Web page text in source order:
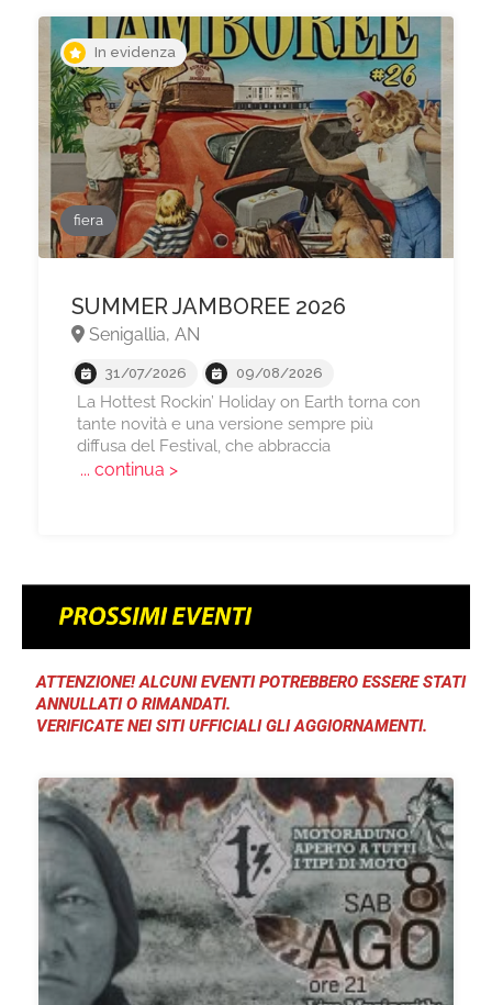
In evidenza
fiera
SUMMER JAMBOREE 2026
Senigallia, AN
31/07/2026 09/08/2026
La Hottest Rockin’ Holiday on Earth torna con
tante novità e una versione sempre più
diffusa del Festival, che abbraccia
... continua >
ATTENZIONE! ALCUNI EVENTI POTREBBERO ESSERE STATI
ANNULLATI O RIMANDATI.
VERIFICATE NEI SITI UFFICIALI GLI AGGIORNAMENTI.